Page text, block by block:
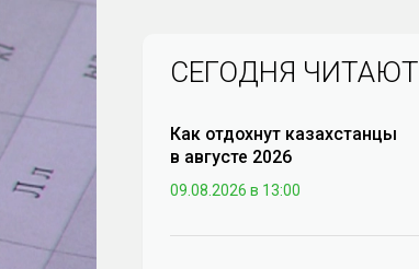
СЕГОДНЯ ЧИТАЮТ
Как отдохнут казахстанцы
в августе 2026
09.08.2026 в 13:00